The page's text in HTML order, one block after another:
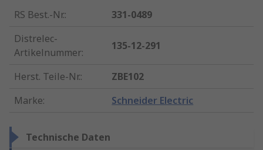
RS Best.-Nr.:
331-0489
Distrelec-
Artikelnummer:
135-12-291
Herst. Teile-Nr.:
ZBE102
Marke: Schneider Electric
Technische Daten